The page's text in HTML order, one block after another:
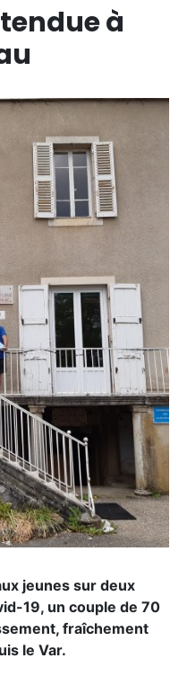
à
jeunes sur deux
19, un couple de 70
fraîchement
le Var.